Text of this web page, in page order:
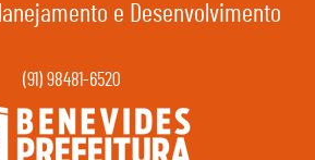
e Desenvolvimento
(91) 98481-6520